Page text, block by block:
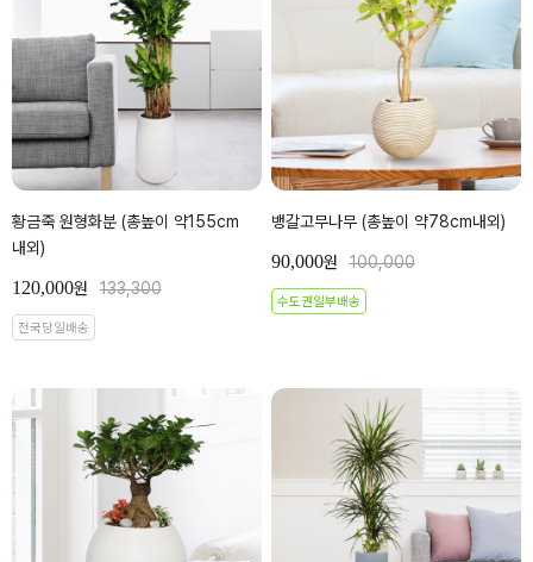
황금죽 원형화분 (총높이 약155cm
내외)
120,000원 133,300
전국당일배송
뱅갈고무나무 (총높이 약78cm내외)
90,000원 100,000
수도권일부배송